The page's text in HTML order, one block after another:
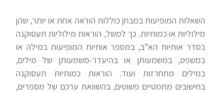
השאלות המופיעות במבחן כוללות הוראה אחת או יותר, שהן
מילוליות או כמותיות. כך למשל, הוראות מילוליות תעסוקנה
בסדר אותיות הא"ב, במספר אותיות המופיעות במילה או
במשפט, במשמעותן או בהיעדר-משמעותן של מילים,
במילים מתחרזות ועוד. הוראות כמותיות תעסוקנה
בחישובים מתמטיים פשוטים, בהשוואת ערכם של מספרים,